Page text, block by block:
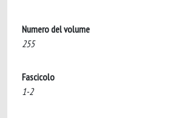
Numero del volume
255
Fascicolo
1-2